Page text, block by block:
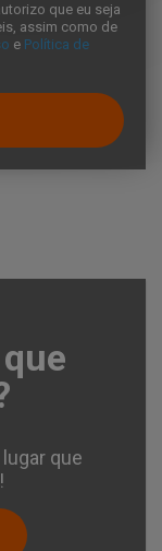
que eu seja
assim como de
e Política de
que